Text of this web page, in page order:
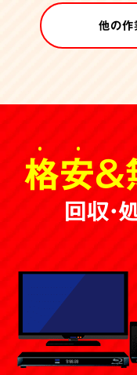
他の作
格安＆
回収・